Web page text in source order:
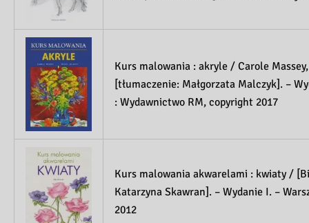
Kurs malowania : akryle / Carole
[tłumaczenie: Małgorzata Malczyk]. –
: Wydawnictwo RM, copyright 2017
Kurs malowania akwarelami : kwiaty /
Katarzyna Skawran]. – Wydanie I. –
2012